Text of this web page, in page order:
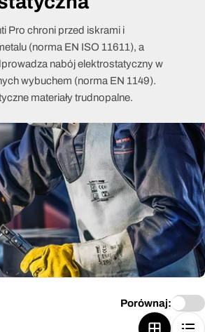
Pro chroni przed iskrami i
(norma EN ISO 11611), a
nabój elektrostatyczny w
wybuchem (norma EN 1149).
materiały trudnopalne.
Porównaj: